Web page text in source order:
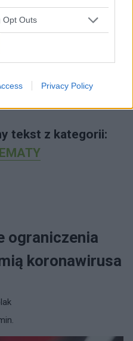
Opt Outs
Privacy Policy
tekst z kategorii:
ograniczenia
koronawirusa